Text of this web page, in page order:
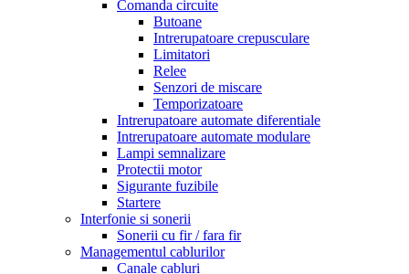
Comanda circuite
Butoane
Intrerupatoare crepusculare
Limitatori
Relee
Senzori de miscare
Temporizatoare
Intrerupatoare automate diferentiale
Intrerupatoare automate modulare
Lampi semnalizare
Protectii motor
Sigurante fuzibile
Startere
Interfonie si sonerii
Sonerii cu fir / fara fir
Managementul cablurilor
Canale cabluri